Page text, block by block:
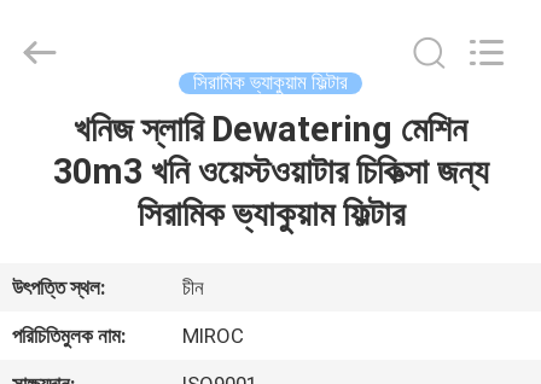
আমাদের
সম্পর্কে
সিরামিক ভ্যাকুয়াম ফিল্টার
খনিজ স্লারি Dewatering মেশিন
30m3 খনি ওয়েস্টওয়াটার চিকিত্সা জন্য
সিরামিক ভ্যাকুয়াম ফিল্টার
উৎপত্তি স্থল:
চীন
পরিচিতিমুলক নাম:
MIROC